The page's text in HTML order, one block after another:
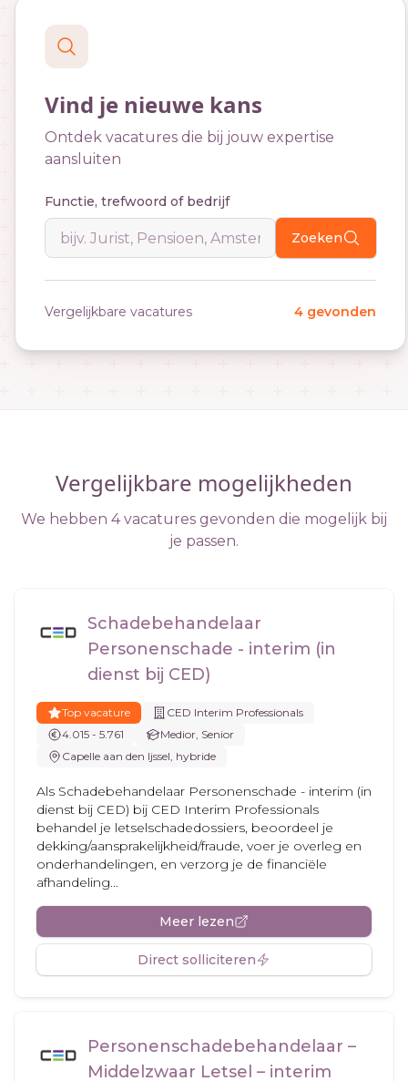
Vind je nieuwe kans
Ontdek vacatures die bij jouw expertise
aansluiten
Functie, trefwoord of bedrijf
Zoeken
Vergelijkbare vacatures 4 gevonden
Vergelijkbare mogelijkheden
We hebben 4 vacatures gevonden die mogelijk bij
je passen.
Schadebehandelaar
Personenschade - interim (in
dienst bij CED)
Top vacature
CED Interim Professionals
4.015 - 5.761
Medior, Senior
Capelle aan den Ijssel, hybride
Als Schadebehandelaar Personenschade - interim (in
dienst bij CED) bij CED Interim Professionals
behandel je letselschadedossiers, beoordeel je
dekking/aansprakelijkheid/fraude, voer je overleg en
onderhandelingen, en verzorg je de financiële
afhandeling...
Meer lezen
Direct solliciteren
Personenschadebehandelaar –
Middelzwaar Letsel – interim